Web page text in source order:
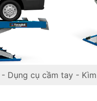
- Dụng cụ cầm tay-